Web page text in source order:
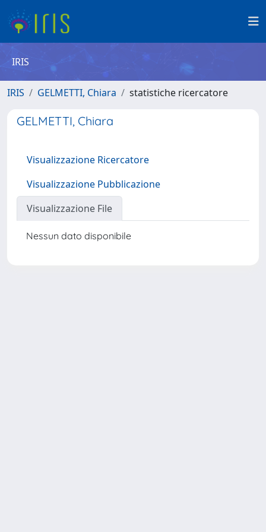
IRIS
IRIS GELMETTI, Chiara statistiche ricercatore
GELMETTI, Chiara
Visualizzazione Ricercatore
Visualizzazione Pubblicazione
Visualizzazione File
Nessun dato disponibile